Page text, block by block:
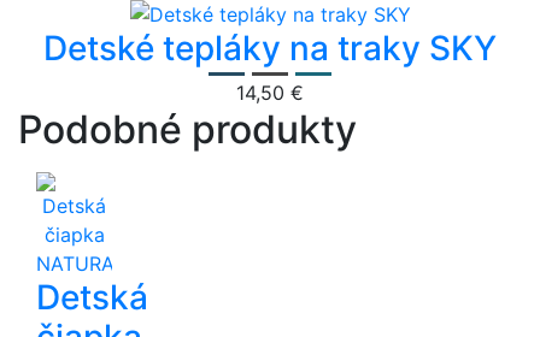
Detské tepláky na traky SKY
14,50 €
Podobné produkty
Detská